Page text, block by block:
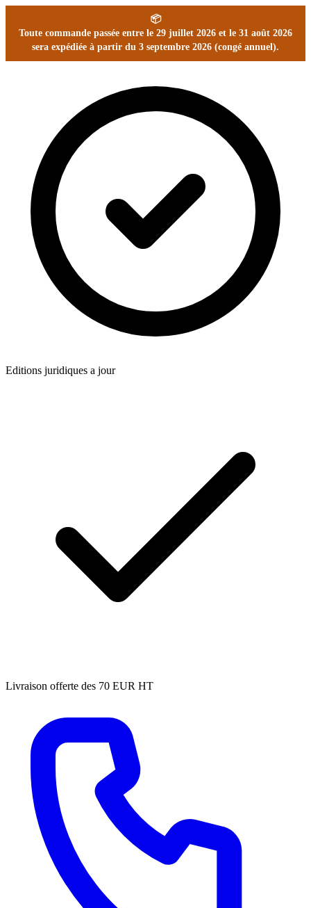
📦
Toute commande passée entre le 29 juillet 2026 et le 31 août 2026
sera expédiée à partir du 3 septembre 2026 (congé annuel).
Editions juridiques a jour
Livraison offerte des 70 EUR HT